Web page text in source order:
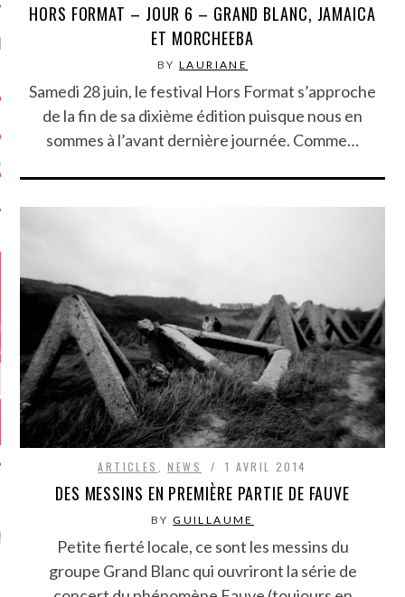
CRITIQUES
7.6
REV...
5.4
CLAN – A BE...
– HEL...
ANNIVERSAIRE
HORS FORMAT – JOUR 6 – GRAND BLANC, JAMAICA
ET MORCHEEBA
BY LAURIANE
Samedi 28 juin, le festival Hors Format s’approche
de la fin de sa dixième édition puisque nous en
sommes à l’avant dernière journée. Comme…
ARTICLES ,NEWS 1 AVRIL 2014
DES MESSINS EN PREMIÈRE PARTIE DE FAUVE
BYGUILLAUME
Petite fierté locale, ce sont les messins du
groupe Grand Blanc qui ouvriront la série de